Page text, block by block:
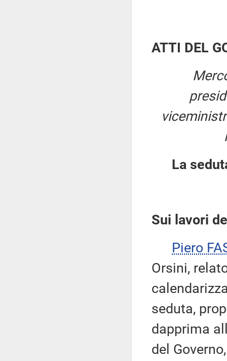
ATTI DEL
La
Sui lavori
Piero
Orsini,
seduta,
dapprima
del